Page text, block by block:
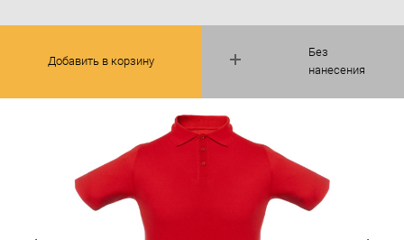
Без
нанесения
Добавить в корзину